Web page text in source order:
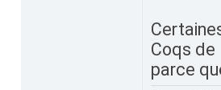
Coqs de
parce